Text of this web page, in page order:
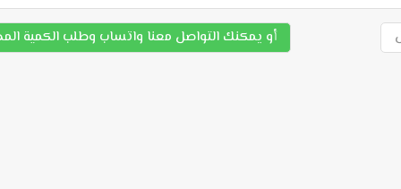
أو يمكنك التواصل معنا واتساب وطلب الكمية